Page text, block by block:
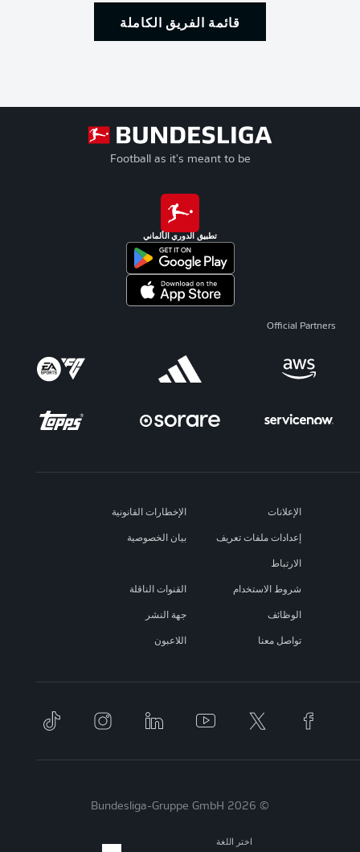
قائمة الفريق الكاملة
Football as it's meant to be
تطبيق الدوري الألماني
Official Partners
الإعلانات الإخطارات القانونية
إعدادات ملفات تعريف
الارتباط
بيان الخصوصية
شروط الاستخدام القنوات الناقلة
الوظائف جهة النشر
تواصل معنا اللاعبون
© 2026 Bundesliga-Gruppe GmbH
اختر اللغة